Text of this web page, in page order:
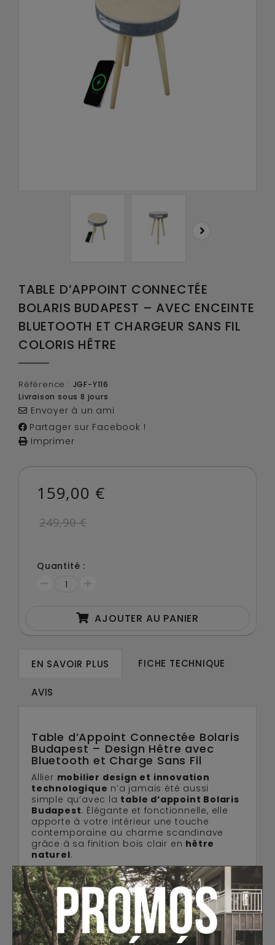
TABLE D’APPOINT CONNECTÉE
BOLARIS BUDAPEST – AVEC ENCEINTE
BLUETOOTH ET CHARGEUR SANS FIL
COLORIS HÊTRE
Référence : JGF-Y116
Livraison sous 8 jours
Envoyer à un ami
Partager sur Facebook !
Imprimer
159,00 €
249,90 €
Quantité :
AJOUTER AU PANIER
EN SAVOIR PLUS FICHE TECHNIQUE
AVIS
Table d’Appoint Connectée Bolaris
Budapest – Design Hêtre avec
Bluetooth et Charge Sans Fil
Allier mobilier design et innovation
technologique n’a jamais été aussi
simple qu’avec la table d’appoint Bolaris
Budapest. Élégante et fonctionnelle, elle
apporte à votre intérieur une touche
contemporaine au charme scandinave
grâce à sa finition bois clair en hêtre
naturel.
Bien plus qu’un simple meuble, cette table
connectée intègre unsystème audio
Bluetooth 5.0diffusant un son stéréo clair
et immersif à 360°. Idéale pour écouter vos
playlists depuis un smartphone, une
tablette ou un ordinateur, elle
transforme vos moments de détente en